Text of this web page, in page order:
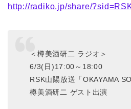
http://radiko.jp/share/
＜樽美酒研二 ラジオ＞
6/3(日)17:00～18:00
RSK山陽放送「OKAYAMA
樽美酒研二 ゲスト出演